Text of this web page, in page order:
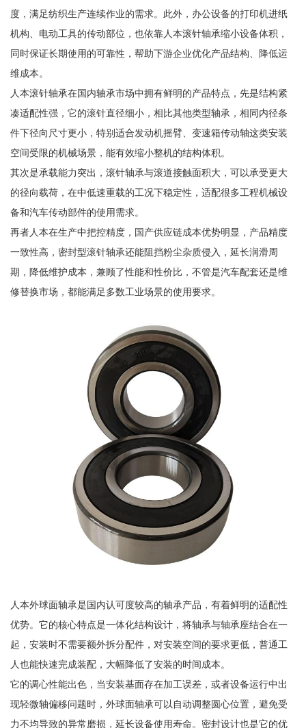
度，满足纺织生产连续作业的需求。此外，办公设备的打印机进纸
机构、电动工具的传动部位，也依靠人本滚针轴承缩小设备体积，
同时保证长期使用的可靠性，帮助下游企业优化产品结构、降低运
维成本。
人本滚针轴承在国内轴承市场中拥有鲜明的产品特点，先是结构紧
凑适配性强，它的滚针直径细小，相比其他类型轴承，相同内径条
件下径向尺寸更小，特别适合发动机摇臂、变速箱传动轴这类安装
空间受限的机械场景，能有效缩小整机的结构体积。
其次是承载能力突出，滚针轴承与滚道接触面积大，可以承受更大
的径向载荷，在中低速重载的工况下稳定性，适配很多工程机械设
备和汽车传动部件的使用需求。
再者人本在生产中把控精度，国产供应链成本优势明显，产品精度
一致性高，密封型滚针轴承还能阻挡粉尘杂质侵入，延长润滑周
期，降低维护成本，兼顾了性能和性价比，不管是汽车配套还是维
修替换市场，都能满足多数工业场景的使用要求。
人本外球面轴承是国内认可度较高的轴承产品，有着鲜明的适配性
优势。它的核心特点是一体化结构设计，将轴承与轴承座结合在一
起，安装时不需要额外拆分配件，对安装空间的要求更低，普通工
人也能快速完成装配，大幅降低了安装的时间成本。
它的调心性能出色，当安装基面存在加工误差，或者设备运行中出
现轻微轴偏移问题时，外球面轴承可以自动调整圆心位置，避免受
力不均导致的异常磨损，延长设备使用寿命。密封设计也是它的优